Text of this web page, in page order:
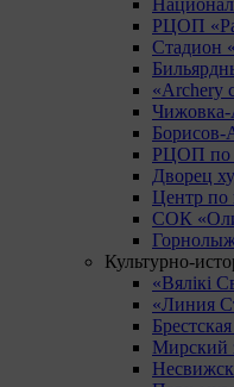
РЦОП
Стадион
«Archery
Чижовка-
Борисов-
РЦОП по
Дворец
Центр по
СОК
Культурно-
«Вялікі
«Линия
Мирский